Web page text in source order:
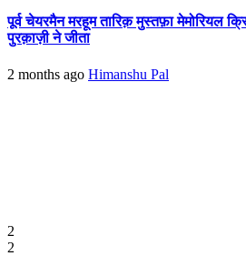
पूर्व चेयरमैन मरहूम तारिक़ मुस्तफ़ा मेमोरियल
पुरक़ाज़ी ने जीता
2 months ago Himanshu Pal
2
2